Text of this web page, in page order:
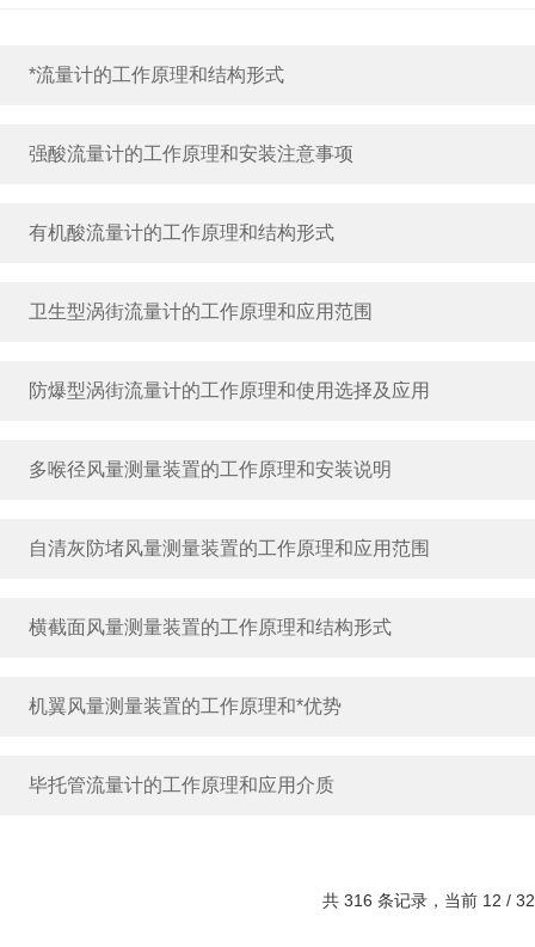
*流量计的工作原理和结构形式
强酸流量计的工作原理和安装注意事项
有机酸流量计的工作原理和结构形式
卫生型涡街流量计的工作原理和应用范围
防爆型涡街流量计的工作原理和使用选择及应用
多喉径风量测量装置的工作原理和安装说明
自清灰防堵风量测量装置的工作原理和应用范围
横截面风量测量装置的工作原理和结构形式
机翼风量测量装置的工作原理和*优势
毕托管流量计的工作原理和应用介质
共 316 条记录，当前 12 /